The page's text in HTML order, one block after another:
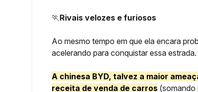
🏃Rivais velozes e furiosos
Ao mesmo tempo em que ela encara
acelerando para conquistar essa
A chinesa BYD, talvez a maior
receita de venda de carros (somando